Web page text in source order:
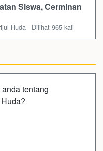
Siswa, Cerminan
Huda - Dilihat 965 kali
tentang